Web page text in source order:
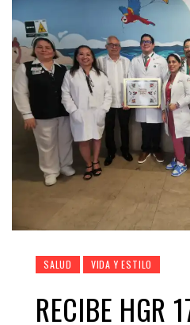
SALUD VIDA Y ESTILO
RECIBE HGR